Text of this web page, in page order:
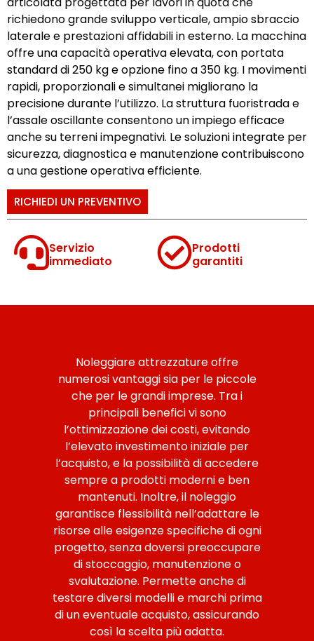
richiedono grande sviluppo verticale, ampio sbraccio
laterale e prestazioni affidabili in esterno. La macchina
offre una capacità operativa elevata, con portata
standard di 250 kg e opzione fino a 350 kg. I movimenti
rapidi, proporzionali e simultanei migliorano la
precisione durante l’utilizzo. La struttura fuoristrada e
l’assale oscillante consentono un impiego efficace
anche su terreni impegnativi. Le soluzioni integrate per
sicurezza, diagnostica e manutenzione contribuiscono
a una gestione operativa efficiente.
RICHIEDI UN PREVENTIVO
Servizio
immediato
Prodotti
garantiti
Noleggiare attrezzature offre
numerosi vantaggi sia per le piccole
che per le grandi imprese. Tra i
principali benefici vi sono
l’ottimizzazione dei costi, evitando
l’elevato investimento iniziale per
l’acquisto, e la possibilità di accedere
sempre a prodotti moderni e ben
mantenuti. Inoltre, il noleggio
garantisce flessibilità nell’adattare le
risorse alle esigenze specifiche di ogni
progetto, senza doversi preoccupare
di stoccaggio, manutenzione o
svalutazione. Permette anche di
testare diversi modelli e marchi prima
di un eventuale acquisto, assicurando
così la scelta più adatta.